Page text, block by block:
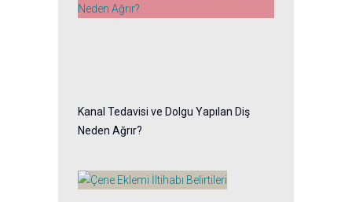
Kanal Tedavisi ve Dolgu Yapılan Diş
Neden Ağrır?